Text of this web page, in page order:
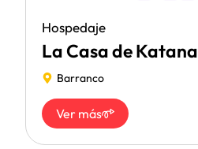
Hospedaje
La Casa de Katana
Barranco
Ver más